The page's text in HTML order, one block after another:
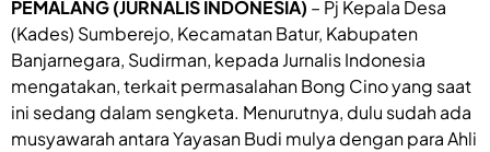
PEMALANG (JURNALIS INDONESIA) – Pj Kepala Desa
(Kades) Sumberejo, Kecamatan Batur, Kabupaten
Banjarnegara, Sudirman, kepada Jurnalis Indonesia
mengatakan, terkait permasalahan Bong Cino yang saat
ini sedang dalam sengketa. Menurutnya, dulu sudah ada
musyawarah antara Yayasan Budi mulya dengan para Ahli